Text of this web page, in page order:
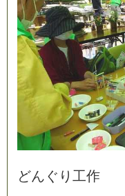
どん ぐ り 工作